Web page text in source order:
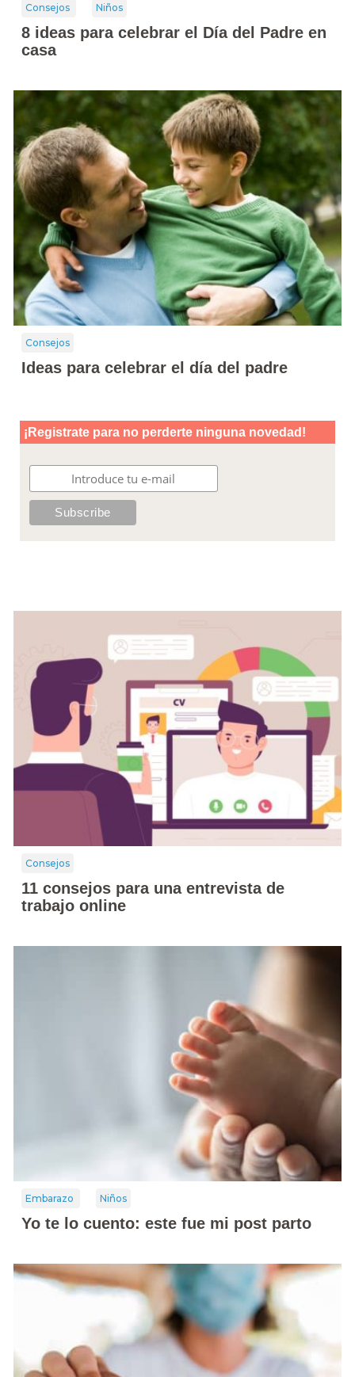
Consejos Niños
8 ideas para celebrar el Día del Padre en
casa
Consejos
Ideas para celebrar el día del padre
Consejos
11 consejos para una entrevista de
trabajo online
Embarazo Niños
Yo te lo cuento: este fue mi post parto